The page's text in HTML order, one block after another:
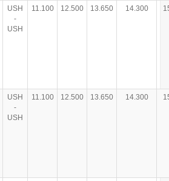
USH
-
USH
11.100 12.500 13.650 14.300
USH
-
USH
11.100 12.500 13.650 14.300